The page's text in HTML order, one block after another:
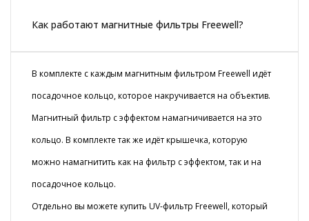
Как работают магнитные фильтры Freewell?
В комплекте с каждым магнитным фильтром Freewell идёт
посадочное кольцо, которое накручивается на объектив.
Магнитный фильтр с эффектом намагничивается на это
кольцо. В комплекте так же идёт крышечка, которую
можно намагнитить как на фильтр с эффектом, так и на
посадочное кольцо.
Отдельно вы можете купить UV-фильтр Freewell, который